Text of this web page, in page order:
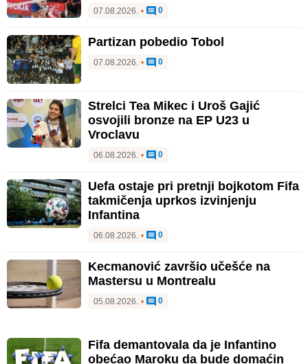
07.08.2026. • 0
Partizan pobedio Tobol
07.08.2026. • 0
Strelci Tea Mikec i Uroš Gajić
osvojili bronze na EP U23 u
Vroclavu
06.08.2026. • 0
Uefa ostaje pri pretnji bojkotom Fifa
takmičenja uprkos izvinjenju
Infantina
06.08.2026. • 0
Kecmanović završio učešće na
Mastersu u Montrealu
05.08.2026. • 0
Fifa demantovala da je Infantino
obećao Maroku da bude domaćin